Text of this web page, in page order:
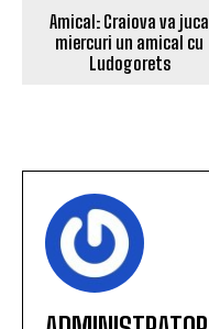
Amical: Craiova va juca
miercuri un amical cu
Ludogorets